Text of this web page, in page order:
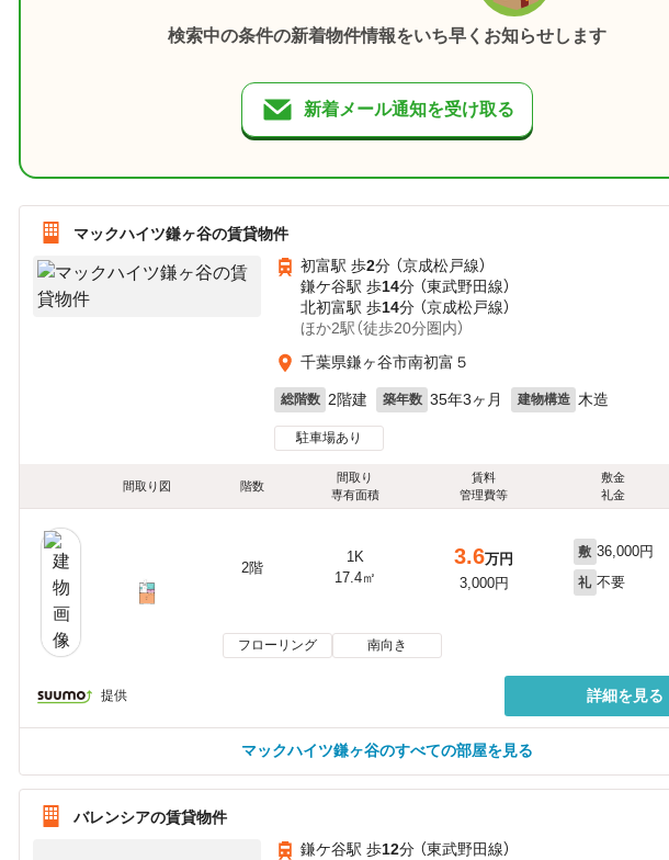
検索中の条件の新着物件情報をいち早くお知らせします
新着メール通知を受け取る
マックハイツ鎌ヶ谷の賃貸物件
初富駅 歩2分 （京成松戸線）
鎌ケ谷駅 歩14分 （東武野田線）
北初富駅 歩14分 （京成松戸線）
ほか2駅（徒歩20分圏内）
千葉県鎌ヶ谷市南初富５
総階数 2階建 築年数 35年3ヶ月 建物構造 木造
駐車場あり
間取り図 階数
間取り
専有面積
賃料
管理費等
敷金
礼金
2階
1K
17.4㎡
3.6万円
3,000円
敷 36,000円
礼 不要
フローリング 南向き
提供 詳細を見る
マックハイツ鎌ヶ谷のすべての部屋を見る
バレンシアの賃貸物件
鎌ケ谷駅 歩12分 （東武野田線）